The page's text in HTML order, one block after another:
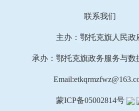
联系我们
主办：鄂托克旗人民政
承办：鄂托克旗政务服务与数
蒙ICP备05002814号